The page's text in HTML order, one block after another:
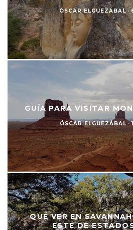
ÓSCAR ELGUEZÁBAL ·
GUÍA PARA VISITAR
ÓSCAR ELGUEZÁBAL ·
QUÉ VER EN
ESTE DE